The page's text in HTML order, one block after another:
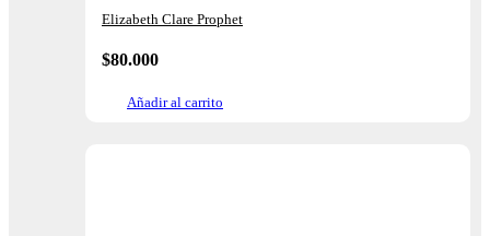
Elizabeth Clare Prophet
$80.000
Añadir al carrito